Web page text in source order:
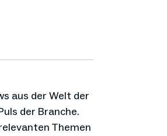
aus der Welt der
der Branche.
Themen